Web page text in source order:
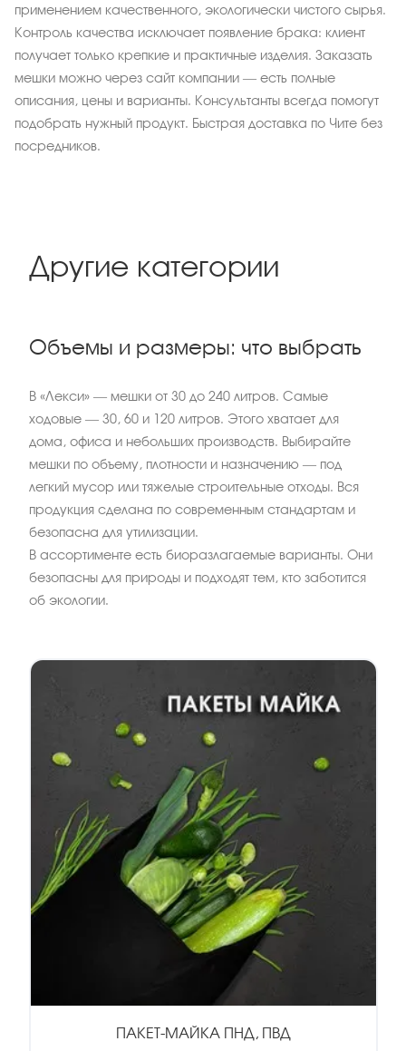
применением качественного, экологически чистого сырья.
Контроль качества исключает появление брака: клиент
получает только крепкие и практичные изделия. Заказать
мешки можно через сайт компании — есть полные
описания, цены и варианты. Консультанты всегда помогут
подобрать нужный продукт. Быстрая доставка по Чите без
посредников.
Другие категории
Объемы и размеры: что выбрать
В «Лекси» — мешки от 30 до 240 литров. Самые
ходовые — 30, 60 и 120 литров. Этого хватает для
дома, офиса и небольших производств. Выбирайте
мешки по объему, плотности и назначению — под
легкий мусор или тяжелые строительные отходы. Вся
продукция сделана по современным стандартам и
безопасна для утилизации.
В ассортименте есть биоразлагаемые варианты. Они
безопасны для природы и подходят тем, кто заботится
об экологии.
ПАКЕТ-МАЙКА ПНД, ПВД